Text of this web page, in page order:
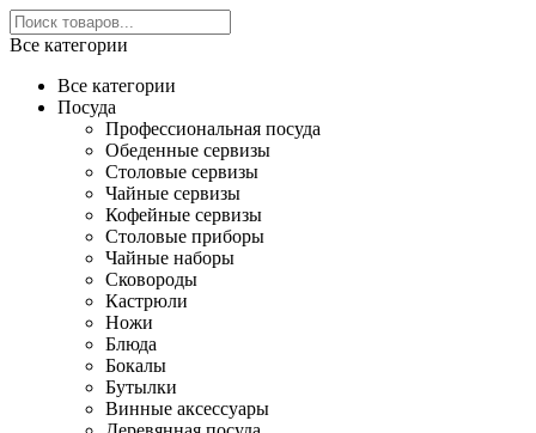
Все категории
Все категории
Посуда
Профессиональная посуда
Обеденные сервизы
Столовые сервизы
Чайные сервизы
Кофейные сервизы
Столовые приборы
Чайные наборы
Сковороды
Кастрюли
Ножи
Блюда
Бокалы
Бутылки
Винные аксессуары